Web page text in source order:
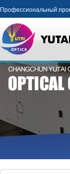
Профессиональный